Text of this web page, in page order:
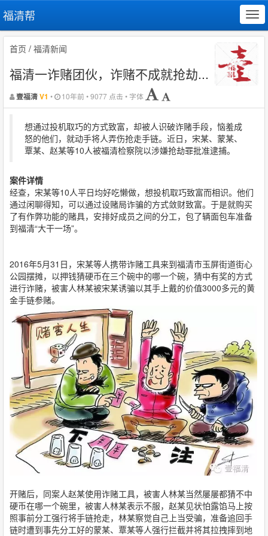
福清帮
首页 / 福清新闻
福清一诈赌团伙，诈赌不成就抢劫...
壹福清V1 • 10年前 • 9077 点击 • 字体
想通过投机取巧的方式致富，却被人识破诈赌手段，恼羞成
怒的他们，就动手将人弄伤抢走手链。近日，宋某、蒙某、
覃某、赵某等10人被福清检察院以涉嫌抢劫罪批准逮捕。
案件详情
经查，宋某等10人平日均好吃懒做，想投机取巧致富而相识。他们
通过闲聊得知，可以通过设赌局诈骗的方式敛财致富。于是就购买
了有作弊功能的赌具，安排好成员之间的分工，包了辆面包车准备
到福清“大干一场”。
2016年5月31日，宋某等人携带诈赌工具来到福清市玉屏街道街心
公园摆摊，以押钱猜硬币在三个碗中的哪一个碗，猜中有奖的方式
进行诈赌，被害人林某被宋某诱骗以其手上戴的价值3000多元的黄
金手链参赌。
开赌后，同案人赵某使用诈赌工具，被害人林某当然屡屡都猜不中
硬币在哪一个碗里，被害人林某表示不服，赵某见状怕露馅马上按
照事前分工强行将手链抢走，林某察觉自己上当受骗，准备追回手
链时遭到事先分工好的蒙某、覃某等人强行拦截并将其拉拽摔到地